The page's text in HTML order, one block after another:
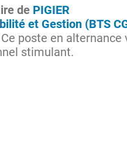
de PIGIER
et Gestion (BTS
poste en alternance
stimulant.